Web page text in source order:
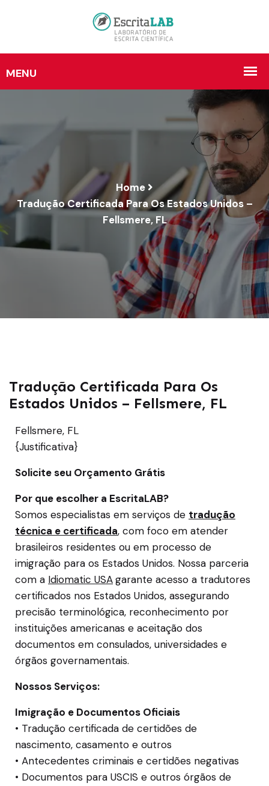
Home
Tradução Certificada Para Os Estados Unidos –
Fellsmere, FL
Tradução Certificada Para Os
Estados Unidos – Fellsmere, FL
Fellsmere, FL
{Justificativa}
Solicite seu Orçamento Grátis
Por que escolher a EscritaLAB?
Somos especialistas em serviços de tradução
técnica e certificada, com foco em atender
brasileiros residentes ou em processo de
imigração para os Estados Unidos. Nossa parceria
com a Idiomatic USAgarante acesso a tradutores
certificados nos Estados Unidos, assegurando
precisão terminológica, reconhecimento por
instituições americanas e aceitação dos
documentos em consulados, universidades e
órgãos governamentais.
Nossos Serviços:
Imigração e Documentos Oficiais
• Tradução certificada de certidões de
nascimento, casamento e outros
• Antecedentes criminais e certidões negativas
• Documentos para USCIS e outros órgãos de